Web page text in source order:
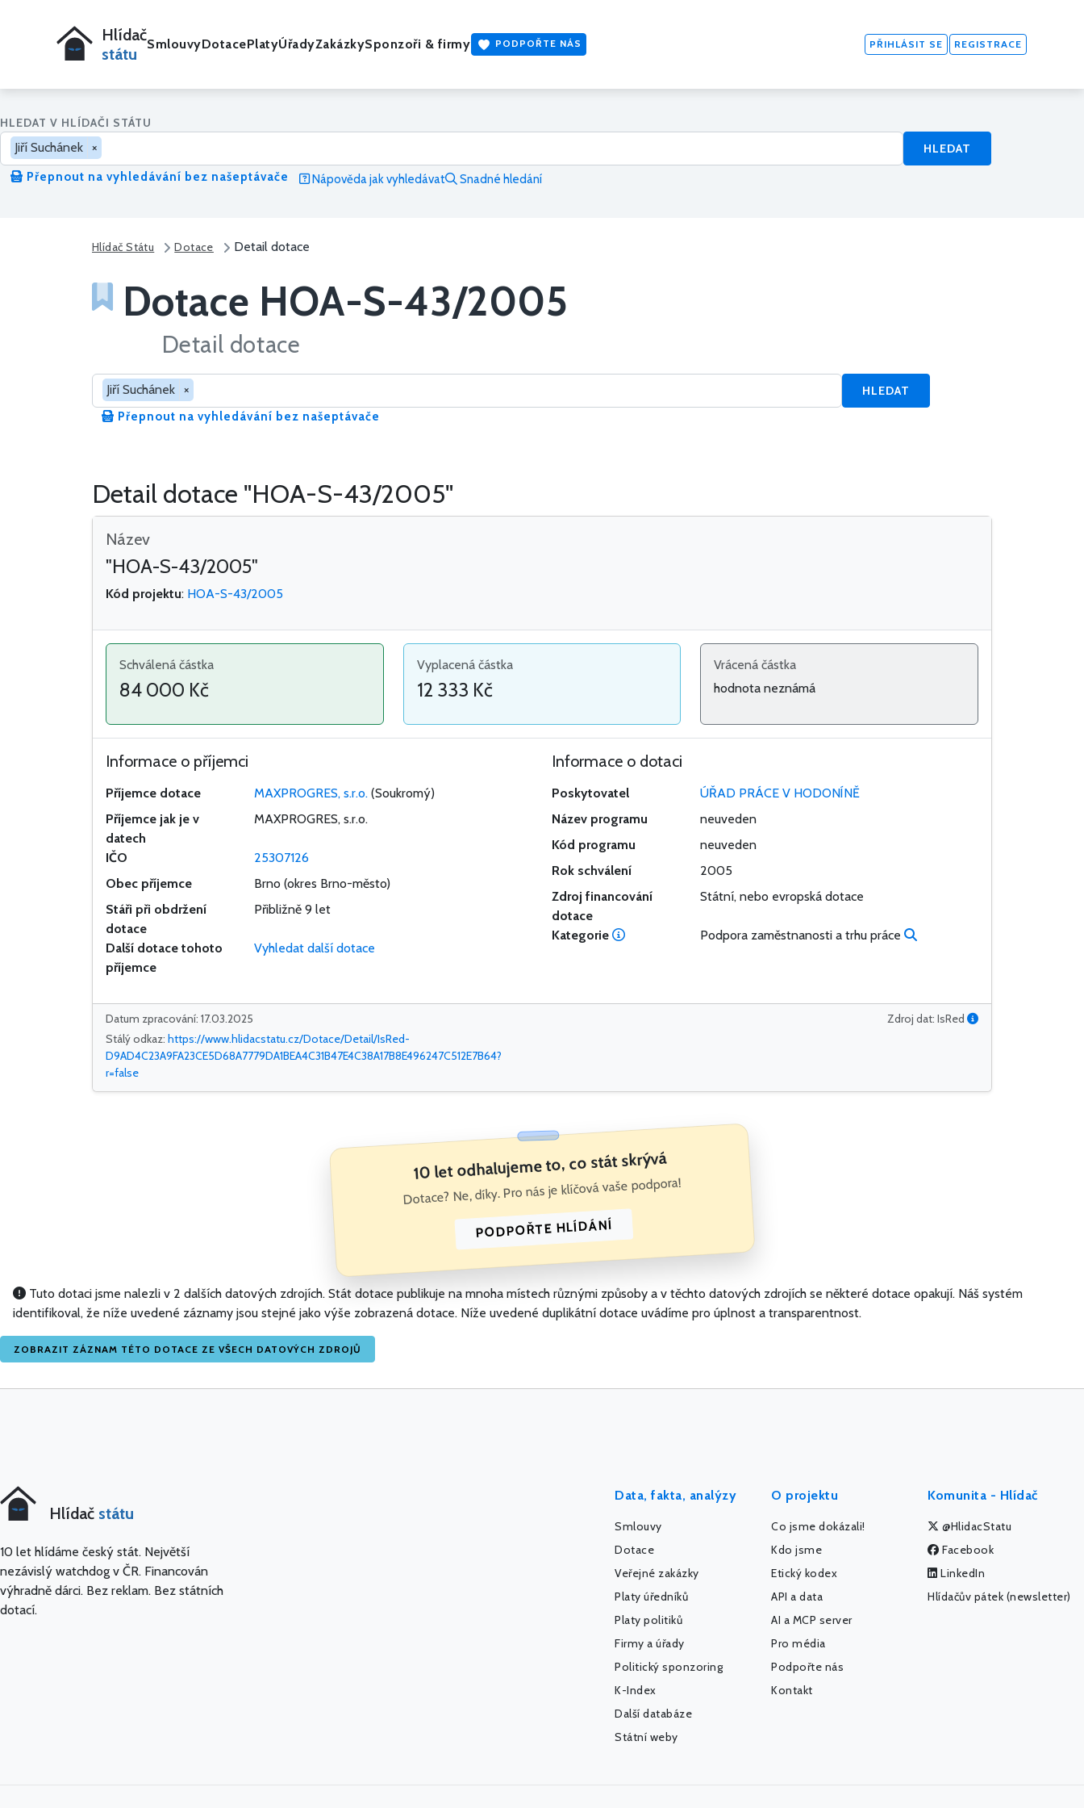
Hlídač
státu
SmlouvyDotacePlatyÚřadyZakázkySponzoři & firmy PODPOŘTE NÁS PŘIHLÁSIT SE REGISTRACE
HLEDAT V HLÍDAČI STÁTU
Jiří Suchánek ×
HLEDAT
Přepnout na vyhledávání bez našeptávače
Nápověda jak vyhledávat Snadné hledání
Hlídač Státu Dotace Detail dotace
Dotace HOA-S-43/2005
Detail dotace
Hledat v dotacích
Jiří Suchánek ×
HLEDAT
Přepnout na vyhledávání bez našeptávače
Detail dotace "HOA-S-43/2005"
Název
"HOA-S-43/2005"
Kód projektu: HOA-S-43/2005
Schválená částka
84 000 Kč
Vyplacená částka
12 333 Kč
Vrácená částka
hodnota neznámá
Informace o příjemci
Příjemce dotace MAXPROGRES, s.r.o. (Soukromý)
Příjemce jak je v
datech
MAXPROGRES, s.r.o.
IČO
25307126
Obec příjemce
Brno(okres Brno-město)
Stáři při obdržení
dotace
Přibližně 9 let
Další dotace tohoto
příjemce
Vyhledat další dotace
Informace o dotaci
Poskytovatel
ÚŘAD PRÁCE V HODONÍNĚ
Název programu
neuveden
Kód programu
neuveden
Rok schválení
2005
Zdroj financování
dotace
Státní, nebo evropská dotace
Kategorie Podpora zaměstnanosti a trhu práce
Datum zpracování: 17.03.2025
Stálý odkaz: https://www.hlidacstatu.cz/Dotace/Detail/IsRed-
D9AD4C23A9FA23CE5D68A7779DA1BEA4C31B47E4C38A17B8E496247C512E7B64?
r=false
Zdroj dat: IsRed
10 let odhalujeme to, co stát skrývá
Dotace? Ne, díky. Pro nás je klíčová vaše podpora!
PODPOŘTE HLÍDÁNÍ
Tuto dotaci jsme nalezli v 2 dalších datových zdrojích. Stát dotace publikuje na mnoha místech různými způsoby a v těchto datových zdrojích se některé dotace opakují. Náš systém
identifikoval, že níže uvedené záznamy jsou stejné jako výše zobrazená dotace. Níže uvedené duplikátní dotace uvádíme pro úplnost a transparentnost.
ZOBRAZIT ZÁZNAM TÉTO DOTACE ZE VŠECH DATOVÝCH ZDROJŮ
Hlídač státu
10 let hlídáme český stát. Největší
nezávislý watchdog v ČR. Financován
výhradně dárci. Bez reklam. Bez státních
dotací.
Data, fakta, analýzy
Smlouvy
Dotace
Veřejné zakázky
Platy úředníků
Platy politiků
Firmy a úřady
Politický sponzoring
K-Index
Další databáze
Státní weby
O projektu
Co jsme dokázali!
Kdo jsme
Etický kodex
API a data
AI a MCP server
Pro média
Podpořte nás
Kontakt
Komunita - Hlídač
@HlidacStatu
Facebook
LinkedIn
Hlídačův pátek (newsletter)